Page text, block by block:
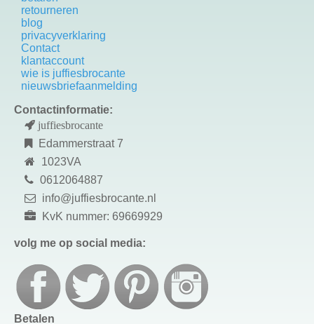
retourneren
blog
privacyverklaring
Contact
k lantaccount
wie is juffiesbrocante
nieuwsbriefaanmelding
Contactinformatie:
juffiesbrocante
Edammerstraat 7
1023VA
0612064887
info@juffiesbrocante.nl
KvK nummer: 69669929
volg me op social media:
Betalen